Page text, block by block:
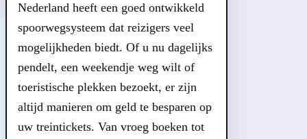
Nederland heeft een goed ontwikkeld
spoorwegsysteem dat reizigers veel
mogelijkheden biedt. Of u nu dagelijks
pendelt, een weekendje weg wilt of
toeristische plekken bezoekt, er zijn
altijd manieren om geld te besparen op
uw treintickets. Van vroeg boeken tot